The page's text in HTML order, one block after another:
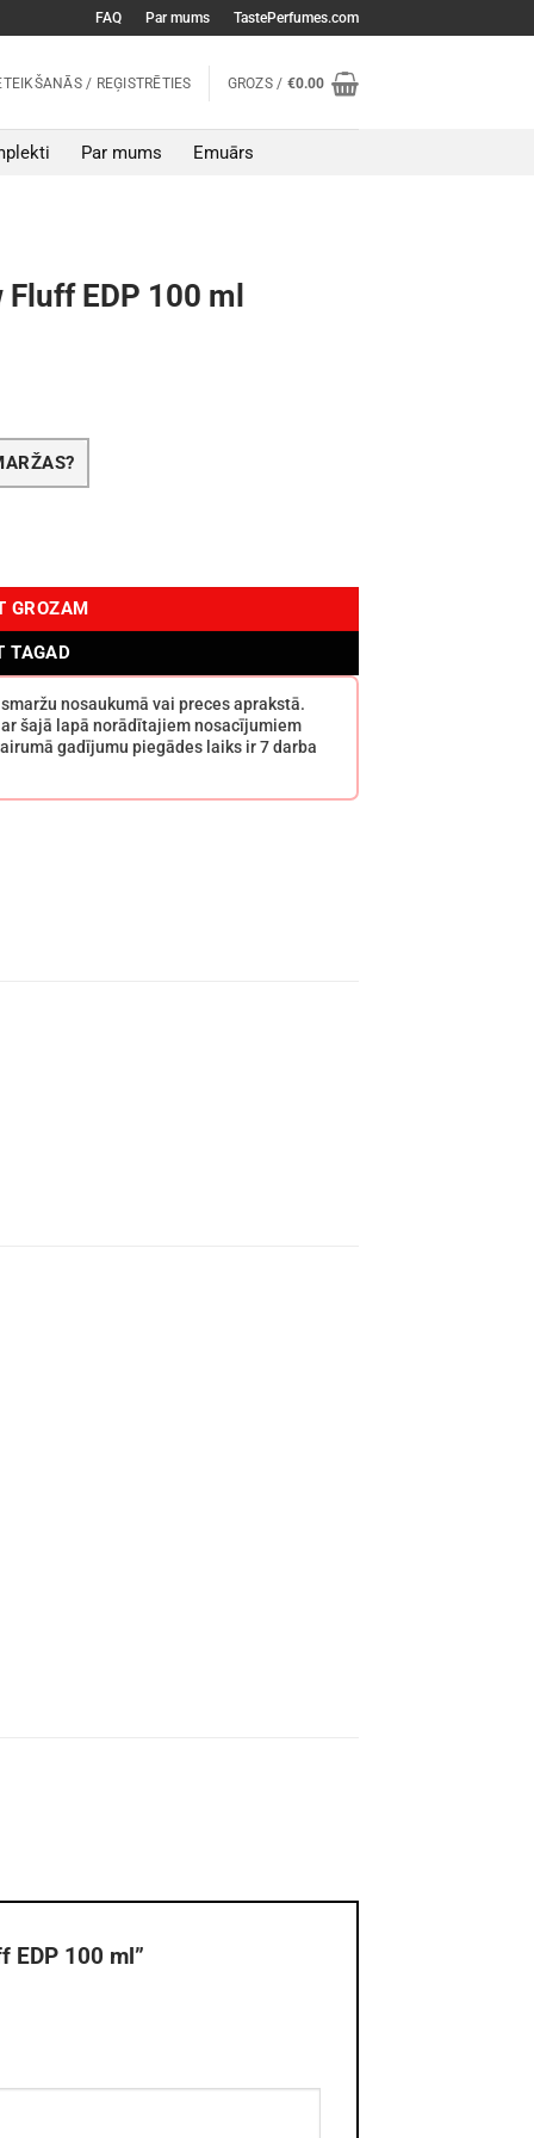
FAQ Par mums TastePerfumes.com
/ REĢISTRĒTIES GROZS / €0.00
Par mums Emuārs
EDP 100 ml
GROZAM
TAGAD
nosaukumā vai preces aprakstā.
šajā lapā norādītajiem nosacījumiem
gadījumu piegādes laiks ir 7 darba
EDP 100 ml”